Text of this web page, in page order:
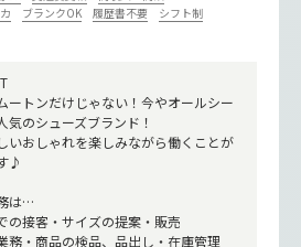
ブランクOK 履歴書不要
シフト制
ートンだけじゃない！今やオールシー
気のシューズブランド！
いおしゃれを楽しみながら働くことが
♪
は…
の接客・サイズの提案・販売
務・商品の検品、品出し・在庫管理